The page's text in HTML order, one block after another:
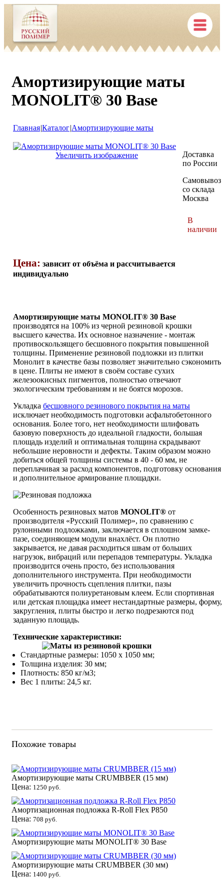
Амортизирующие маты
MONOLIT® 30 Base
Главная|Каталог|Амортизирующие маты
Увеличить изображение
Доставка
по России
Самовывоз
со склада
Москва
В
наличии
Цена: зависит от объёма и рассчитывается
индивидуально
Амортизирующие маты MONOLIT® 30 Base
производятся на 100% из черной резиновой крошки
высшего качества. Их основное назначение - монтаж
противоскользящего бесшовного покрытия повышенной
толщины. Применение резиновой подложки из плитки
Монолит в качестве базы позволяет значительно сэкономить
в цене. Плиты не имеют в своём составе сухих
железоокисных пигментов, полностью отвечают
экологическим требованиям и не боятся морозов.
Укладка бесшовного резинового покрытия на маты
исключает необходимость подготовки асфальтобетонного
основания. Более того, нет необходимости шлифовать
базовую поверхность до идеальной гладкости, большая
площадь изделий и оптимальная толщина скрадывают
небольшие неровности и дефекты. Таким образом можно
добиться общей толщины системы в 40 - 60 мм, не
переплачивая за расход компонентов, подготовку основания
и дополнительное армирование площадки.
Особенность резиновых матов MONOLIT® от
производителя «Русский Полимер», по сравнению с
рулонными подложками, заключается в сплошном замке-
пазе, соединяющем модули внахлёст. Он плотно
закрывается, не давая расходиться швам от больших
нагрузок, вибраций или перепадов температуры. Укладка
производится очень просто, без использования
дополнительного инструмента. При необходимости
увеличить прочность сцепления плитки, пазы
обрабатываются полиуретановым клеем. Если спортивная
или детская площадка имеет нестандартные размеры, форму,
закругления, плиты быстро и легко подрезаются под
заданную площадь.
Технические характеристики:
Стандартные размеры: 1050 х 1050 мм;
Толщина изделия: 30 мм;
Плотность: 850 кг/м3;
Вес 1 плиты: 24,5 кг.
Похожие товары
Амортизирующие маты CRUMBBER (15 мм)
Цена: 1250 руб.
Амортизационная подложка R-Roll Flex P850
Цена: 708 руб.
Амортизирующие маты MONOLIT® 30 Base
Амортизирующие маты CRUMBBER (30 мм)
Цена: 1400 руб.